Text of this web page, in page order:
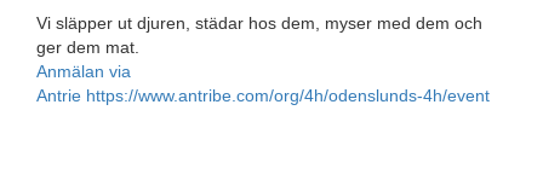
Vi släpper ut djuren, städar hos dem, myser med dem och
ger dem mat.
Anmälan via
Antrie https://www.antribe.com/org/4h/odenslunds-4h/event